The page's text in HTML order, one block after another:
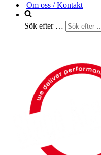
Om oss / Kontakt
Sök efter …